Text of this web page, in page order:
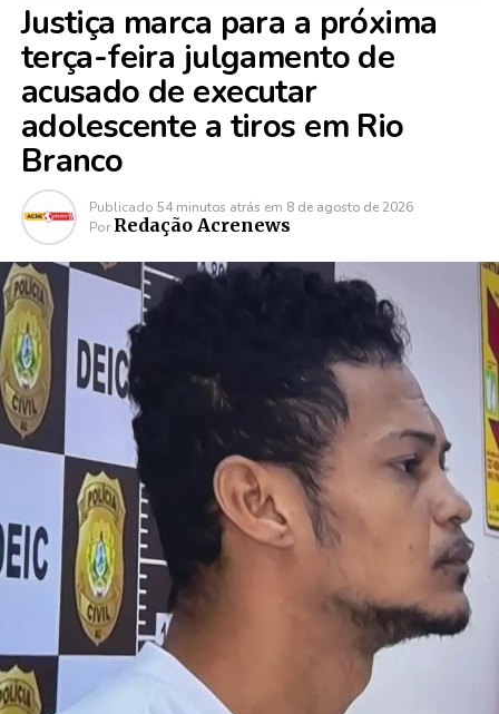
Justiça marca para a próxima
terça-feira julgamento de
acusado de executar
adolescente a tiros em Rio
Branco
Publicado 54 minutos atrás em 8 de agosto de 2026
Por Redação Acrenews